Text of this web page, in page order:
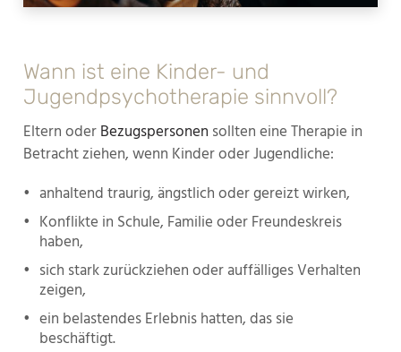
Wann ist eine Kinder- und
Jugendpsychotherapie sinnvoll?
Eltern oderBezugspersonen sollten eine Therapie in
Betracht ziehen, wenn Kinder oder Jugendliche:
• anhaltend traurig, ängstlich oder gereizt wirken,
• Konflikte in Schule, Familie oder Freundeskreis
haben,
• sich stark zurückziehen oder auffälliges Verhalten
zeigen,
• ein belastendes Erlebnis hatten, das sie
beschäftigt.